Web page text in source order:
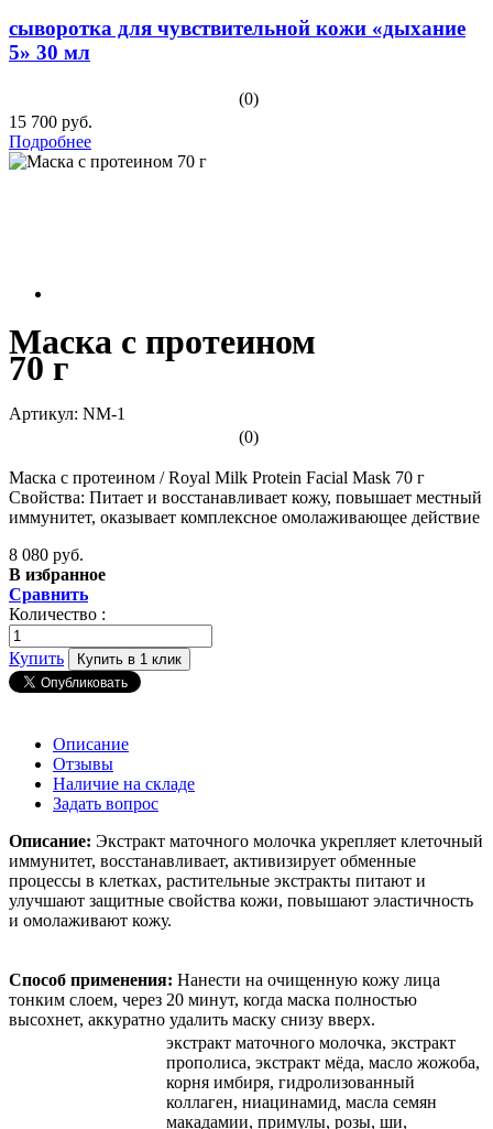
сыворотка для чувствительной кожи «дыхание
5» 30 мл
(0)
15 700 руб.
Подробнее
Маска с протеином
70 г
Артикул: NM-1
(0)
Маска с протеином / Royal Milk Protein Facial Mask 70 г
Свойства: Питает и восстанавливает кожу, повышает местный
иммунитет, оказывает комплексное омолаживающее действие
8 080 руб.
В избранное
Сравнить
Количество :
Купить Купить в 1 клик
Описание
Отзывы
Наличие на складе
Задать вопрос
Описание: Экстракт маточного молочка укрепляет клеточный
иммунитет, восстанавливает, активизирует обменные
процессы в клетках, растительные экстракты питают и
улучшают защитные свойства кожи, повышают эластичность
и омолаживают кожу.
Способ применения: Нанести на очищенную кожу лица
тонким слоем, через 20 минут, когда маска полностью
высохнет, аккуратно удалить маску снизу вверх.
экстракт маточного молочка, экстракт
прополиса, экстракт мёда, масло жожоба,
корня имбиря, гидролизованный
коллаген, ниацинамид, масла семян
макадамии, примулы, розы, ши,